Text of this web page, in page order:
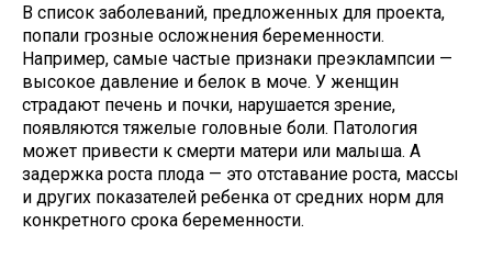
В список заболеваний, предложенных для проекта,
попали грозные осложнения беременности.
Например, самые частые признаки преэклампсии —
высокое давление и белок в моче. У женщин
страдают печень и почки, нарушается зрение,
появляются тяжелые головные боли. Патология
может привести к смерти матери или малыша. А
задержка роста плода — это отставание роста, массы
и других показателей ребенка от средних норм для
конкретного срока беременности.